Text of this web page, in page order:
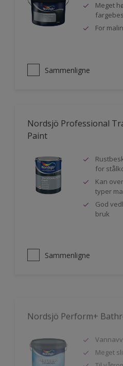
Meget
For
Sammenligne
Nordsjö Professional
Paint
for
Kan
typer
God
bruk
Sammenligne
Meget
Til
betong